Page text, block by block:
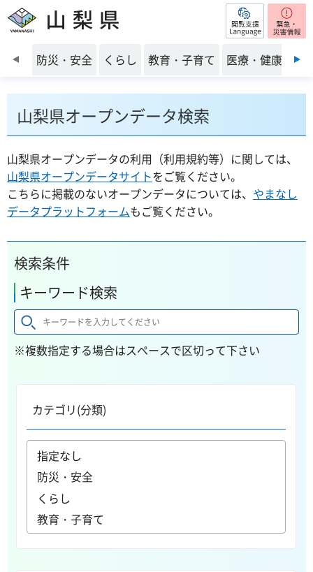
山梨県 閲覧支援
前のスライドを表示
防災・安全 くらし 教育・子育て 医療・健康・福
山梨県オープンデータ検索
山梨県オープンデータの利用（利用規約等）に関しては、
山梨県オープンデータサイトをご覧ください。
こちらに掲載のないオープンデータについては、 やまなし
データプラットフォームもご覧ください。
検索条件
キーワード検索
※複数指定する場合はスペースで区切って下さい
カテゴリ(分類)